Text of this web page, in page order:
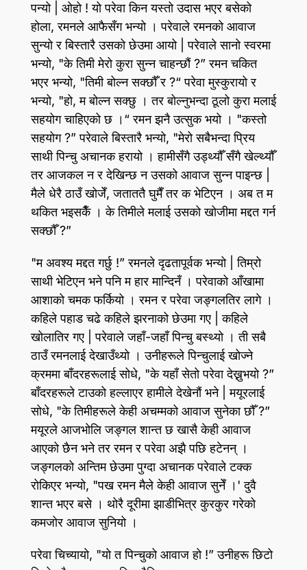
पन्यो | ओहो ! यो परेवा किन यस्तो उदास भएर बसेको
होला, रमनले आफैसँग भन्यो । परेवाले रमनको आवाज
सुन्यो र बिस्तारै उसको छेउमा आयो | परेवाले सानो स्वरमा
भन्यो, "के तिमी मेरो कुरा सुन्न चाहन्छौं ?” रमन चकित
भएर भन्यो, "तिमी बोल्न सक्छौँ र ?“ परेवा मुस्कुरायो र
भन्यो, "हो, म बोल्न सक्छु । तर बोल्नुभन्दा ठूलो कुरा मलाई
सहयोग चाहिएको छ ।“ रमन झनै उत्सुक भयो । "कस्तो
सहयोग ?” परेवाले बिस्तारै भन्यो, "मेरो सबैभन्दा प्रिय
साथी पिन्चु अचानक हरायो । हामीसँगै उड्थ्यौँ सँगै खेल्थ्यौँ
तर आजकल न र देखिन्छ न उसको आवाज सुन्न पाइन्छ |
मैले धेरै ठाउँ खोजेँ, जताततै घुमैँ तर क भेटिएन । अब त म
थकित भइसकैँ । के तिमीले मलाई उसको खोजीमा मद्दत गर्न
सक्छौँ ?”
"म अवश्य मद्दत गर्छु !” रमनले दृढतापूर्वक भन्यो | तिम्रो
साथी भेटिएन भने पनि म हार मान्दिनँ । परेवाको आँखामा
आशाको चमक फर्कियो । रमन र परेवा जङ्गलतिर लागे ।
कहिले पहाड चढे कहिले झरनाको छेउमा गए | कहिले
खोलातिर गए | परेवाले जहाँ-जहाँ पिन्चु बस्थ्यो । ती सबै
ठाउँ रमनलाई देखाउँथ्यो । उनीहरूले पिन्चुलाई खोज्ने
क्रममा बाँदरहरूलाई सोधे, "के यहाँ सेतो परेवा देख्नुभयो ?”
बाँदरहरूले टाउको हल्लाएर हामीले देखेनौं भने | मयूरलाई
सोधे, "के तिमीहरूले केही अचम्मको आवाज सुनेका छौँ ?”
मयूरले आजभोलि जङ्गल शान्त छ खासै केही आवाज
आएको छैन भने तर रमन र परेवा अझै पछि हटेनन्‌ ।
जङ्गलको अन्तिम छेउमा पुग्दा अचानक परेवाले टक्क
रोकिएर भन्यो, "पख रमन मैले केही आवाज सुनेँ ।' दुवै
शान्त भएर बसे । थोरै दूरीमा झाडीभित्र कुरकुर गरेको
कमजोर आवाज सुनियो ।
परेवा चिच्यायो, "यो त पिन्चुको आवाज हो !” उनीहरू छिटो